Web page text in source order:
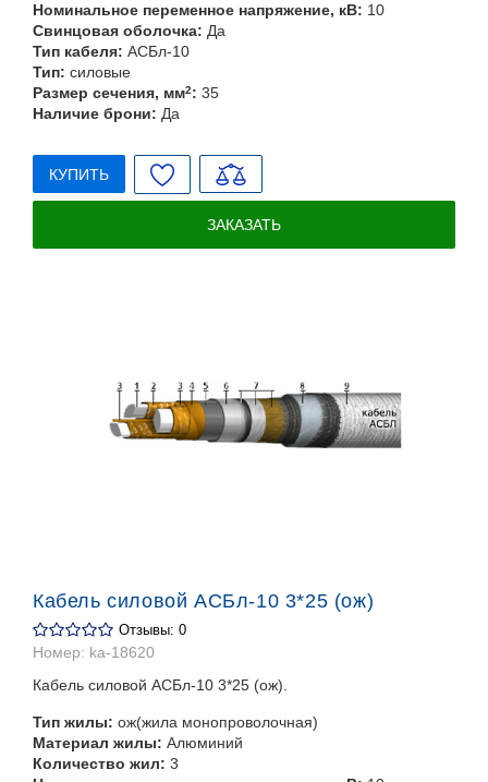
Номинальное переменное напряжение, кВ: 10
Свинцовая оболочка: Да
Тип кабеля: АСБл-10
Тип: силовые
Размер сечения, мм2: 35
Наличие брони: Да
КУПИТЬ
ЗАКАЗАТЬ
Кабель силовой АСБл-10 3*25 (ож)
Отзывы: 0
Номер: ka-18620
Кабель силовой АСБл-10 3*25 (ож).
Тип жилы: ож(жила монопроволочная)
Материал жилы: Алюминий
Количество жил: 3